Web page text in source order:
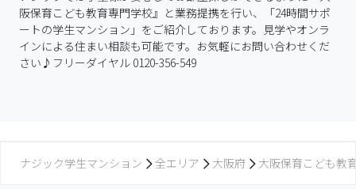
阪保育こども教育専門学校』と業務提携を行い、「24時間サポ
ートの学生マンション」をご紹介しております。見学やオンラ
インによる住まい相談も可能です。お気軽にお問い合わせくだ
さい♪フリーダイヤル 0120-356-549
ナジック学生マンション 全エリア 大阪府 大阪保育こども教